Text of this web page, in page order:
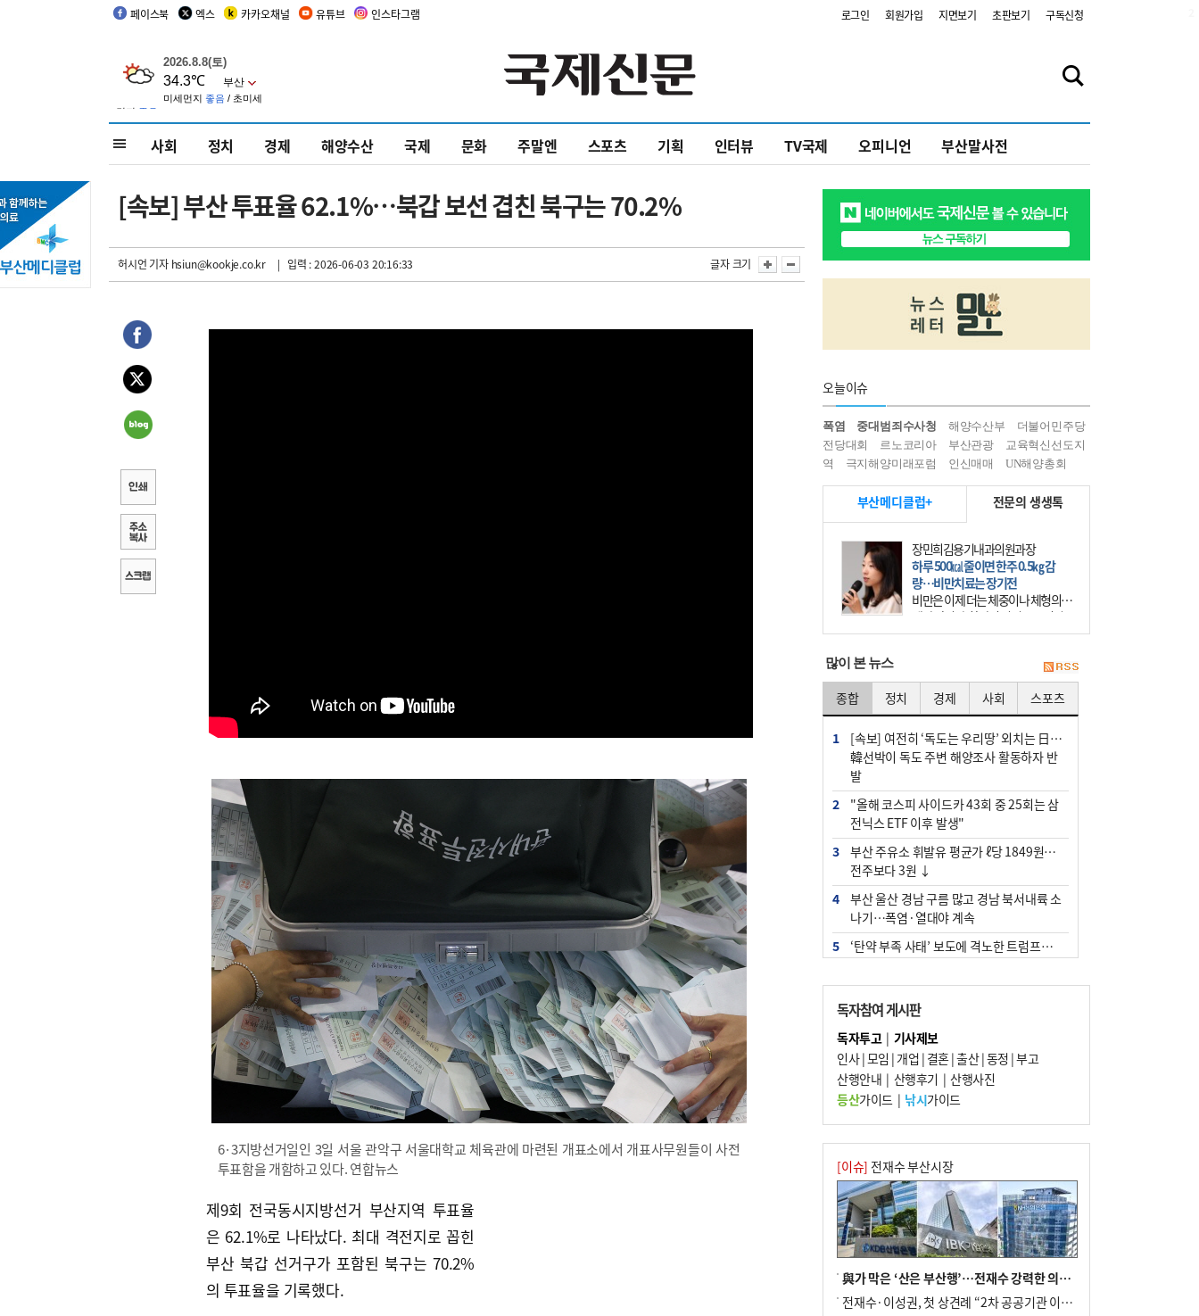
페이스북 엑스 카카오채널 유튜브 인스타그램 로그인 회원가입 지면보기 초판보기 구독신청
사회 정치 경제 해양수산 국제 문화 주말엔 스포츠 기획 인터뷰 TV국제 오피니언 부산말사전
[속보] 부산 투표율 62.1%…북갑 보선 겹친 북구는 70.2%
허시언 기자hsiun@kookje.co.kr | 입력 : 2026-06-03 20:16:33 글자 크기
6·3지방선거일인 3일 서울 관악구 서울대학교 체육관에 마련된 개표소에서 개표사무원들이 사전
투표함을 개함하고 있다. 연합뉴스
제9회 전국동시지방선거 부산지역 투표율
은 62.1%로 나타났다. 최대 격전지로 꼽힌
부산 북갑 선거구가 포함된 북구는 70.2%
의 투표율을 기록했다.
오늘이슈
폭염 중대범죄수사청 해양수산부
더불어민주당
전당대회
르노코리아 부산관광
교육혁신선도지
역
극지해양미래포럼 인신매매 UN해양총회
부산메디클럽+ 전문의 생생톡
장민희김용기내과의원과장
하루 500㎉ 줄이면 한주 0.5㎏ 감
량…비만치료는 장기전
비만은 이제 더는 체중이나 체형의 문
제가 아니다. 하나의 질병으로 인지
하고 치료와 관리를 해야 한다. 세계
많이 본 뉴스
종합 정치 경제 사회 스포츠
1
[속보] 여전히 ‘독도는 우리땅’ 외치는 日…
韓선박이 독도 주변 해양조사 활동하자 반
발
2
"올해 코스피 사이드카 43회 중 25회는 삼
전닉스 ETF 이후 발생"
3
부산 주유소 휘발유 평균가 ℓ당 1849원…
전주보다 3원 ↓
4
부산 울산 경남 구름 많고 경남 북서내륙 소
나기…폭염·열대야 계속
5
‘탄약 부족 사태’ 보도에 격노한 트럼프…
물선 적발
7
[2026 부산청소년극지체험탐험대 현장르
포] 2회 : 하늘에서 만난 얼음의 나라
8
입추 지났지만 푹푹 찐다…온열질환자 10
년 만에 3배
10 경위 이하 경찰 하위직 ‘중수청 러시’ 전
망…檢 기피와 대조
독자참여 게시판
독자투고| 기사제보
인사|모임 | 개업 | 결혼|출산|동정 |부고
산행안내 | 산행후기 | 산행사진
등산가이드| 낚시가이드
[이슈] 전재수 부산시장
與가 막은 ‘산은 부산행’…전재수 강력한 의지 표명 없인 공염불
전재수·이성권, 첫 상견례 “2차 공공기관 이전 초당 협력”(종합)